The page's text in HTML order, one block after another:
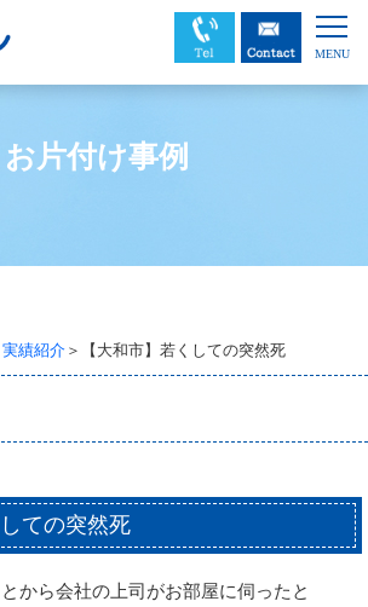
お片付け事例
実績紹介 ＞【大和市】若くしての突然死
しての突然死
から会社の上司がお部屋に伺ったと